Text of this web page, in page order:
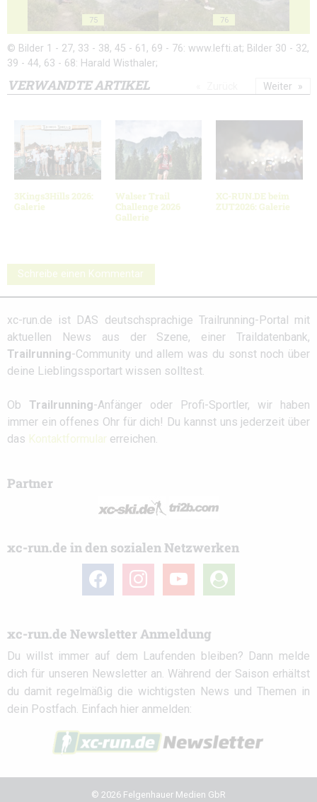
75 76
© Bilder 1 - 27, 33 - 38, 45 - 61, 69 - 76: www.lefti.at; Bilder 30 - 32,
39 - 44, 63 - 68: Harald Wisthaler;
VERWANDTE ARTIKEL
3Kings3Hills 2026:
Galerie
Walser Trail
Challenge 2026
Gallerie
XC-RUN.DE beim
ZUT2026: Galerie
Weiter
Schreibe einen Kommentar
xc-run.de ist DAS deutschsprachige Trailrunning-Portal mit
aktuellen News aus der Szene, einer Traildatenbank,
Trailrunning-Community und allem was du sonst noch über
deine Lieblingssportart wissen solltest.
Ob Trailrunning-Anfänger oder Profi-Sportler, wir haben
immer ein offenes Ohr für dich! Du kannst uns jederzeit über
das Kontaktformular erreichen.
Partner
xc-run.de in den sozialen Netzwerken
facebook instagramyoutube
user-
circle
xc-run.de Newsletter Anmeldung
Du willst immer auf dem Laufenden bleiben? Dann melde
dich für unseren Newsletter an. Während der Saison erhältst
du damit regelmäßig die wichtigsten News und Themen in
dein Postfach. Einfach hier anmelden:
© 2026 Felgenhauer Medien GbR